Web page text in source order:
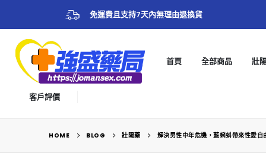
免運費且支持7天內無理由退換貨
首頁 全部商品 壯
客戶評價
HOME BLOG 壯陽藥 解決男性中年危機，藍蝌蚪帶來性愛自